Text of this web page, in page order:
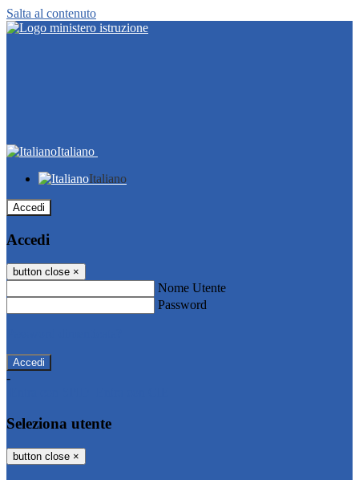
Salta al contenuto
Italiano
Italiano
Accedi
Accedi
button close ×
Nome Utente
Password
-
Seleziona utente
button close ×